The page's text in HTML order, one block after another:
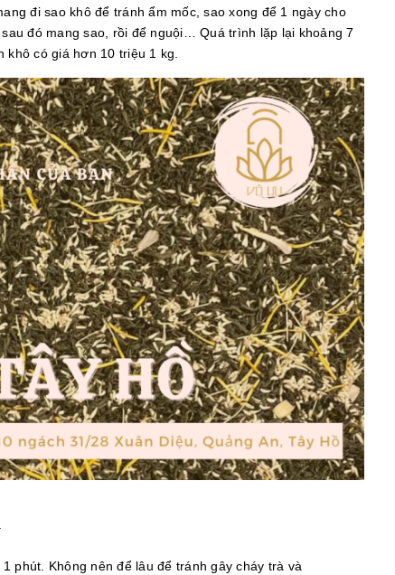
đi sao khô để tránh ẩm mốc, sao xong để 1 ngày cho
đó mang sao, rồi để nguội… Quá trình lặp lại khoảng 7
khô có giá hơn 10 triệu 1 kg.
phút. Không nên để lâu để tránh gây cháy trà và